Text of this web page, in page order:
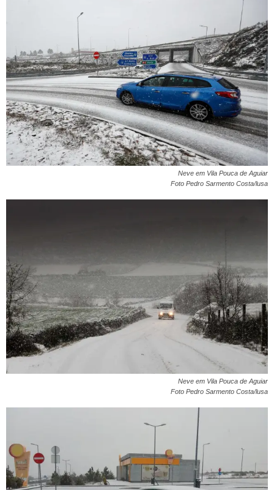
Neve em Vila Pouca de Aguiar
Foto Pedro Sarmento Costa/lusa
Neve em Vila Pouca de Aguiar
Foto Pedro Sarmento Costa/lusa